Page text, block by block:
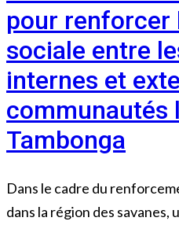
pour renforcer
sociale entre
internes et
communautés
Tambonga
Dans le cadre du
dans la région des